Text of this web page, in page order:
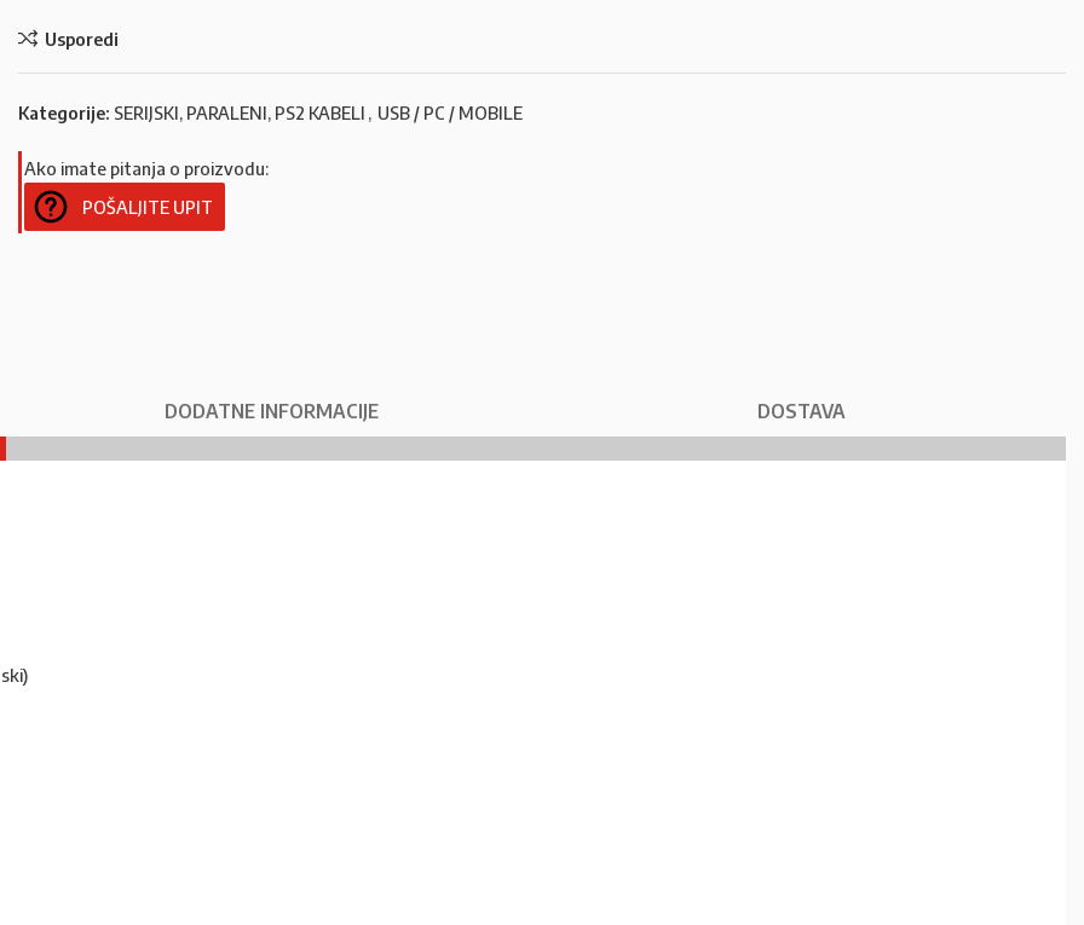
Usporedi
Kategorije: SERIJSKI, PARALENI, PS2 KABELI , USB / PC / MOBILE
Ako imate pitanja o proizvodu:
POŠALJITE UPIT
DODATNE INFORMACIJE DOSTAVA